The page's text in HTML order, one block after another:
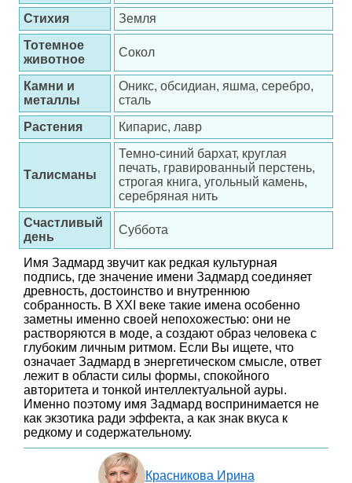
Стихия
Земля
Тотемное
животное
Сокол
Камни и
металлы
Оникс, обсидиан, яшма, серебро,
сталь
Растения
Кипарис, лавр
Талисманы
Темно-синий бархат, круглая
печать, гравированный перстень,
строгая книга, угольный камень,
серебряная нить
Счастливый
день
Суббота
Имя Задмард звучит как редкая культурная
подпись, где значение имени Задмард соединяет
древность, достоинство и внутреннюю
собранность. В XXI веке такие имена особенно
заметны именно своей непохожестью: они не
растворяются в моде, а создают образ человека с
глубоким личным ритмом. Если Вы ищете, что
означает Задмард в энергетическом смысле, ответ
лежит в области силы формы, спокойного
авторитета и тонкой интеллектуальной ауры.
Именно поэтому имя Задмард воспринимается не
как экзотика ради эффекта, а как знак вкуса к
редкому и содержательному.
Красникова Ирина